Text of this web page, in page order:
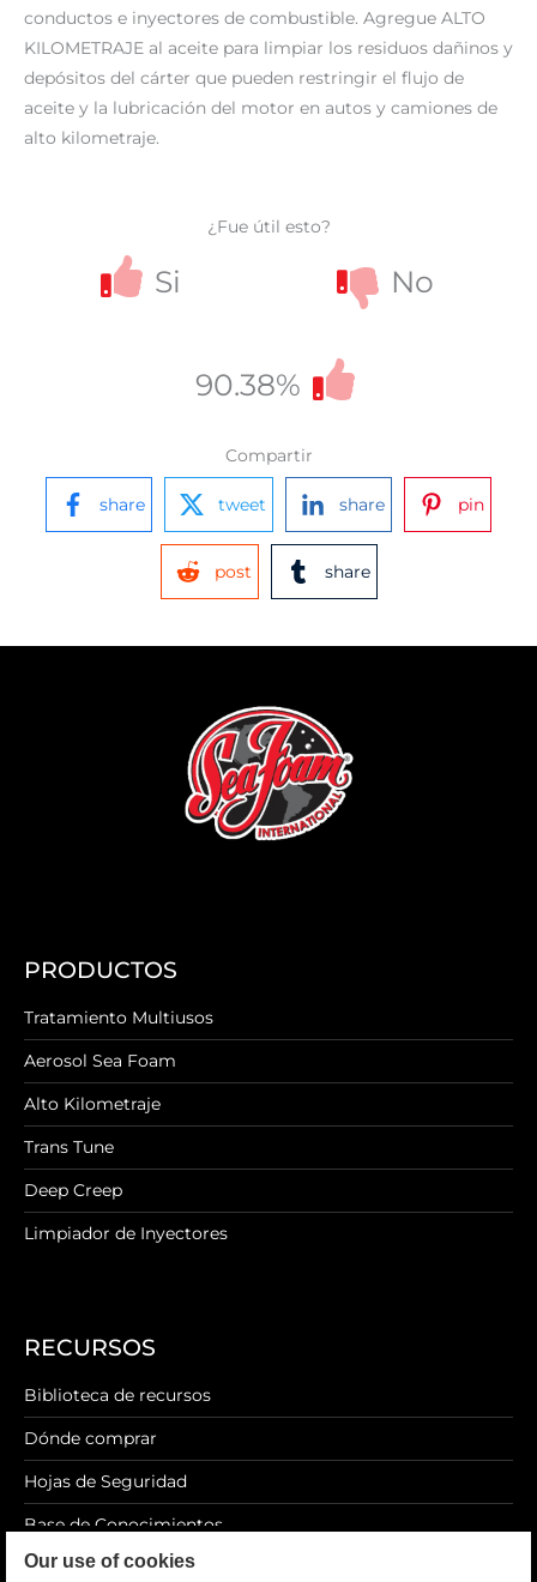
Our use of cookies
conductos e inyectores de combustible. Agregue ALTO
KILOMETRAJE al aceite para limpiar los residuos dañinos y
depósitos del cárter que pueden restringir el flujo de
aceite y la lubricación del motor en autos y camiones de
alto kilometraje.
¿Fue útil esto?
Si No
90.38%
Compartir
share tweet share pin
post share
PRODUCTOS
Tratamiento Multiusos
Aerosol Sea Foam
Alto Kilometraje
Trans Tune
Deep Creep
Limpiador de Inyectores
RECURSOS
Biblioteca de recursos
Dónde comprar
Hojas de Seguridad
Base de Conocimientos
Blog